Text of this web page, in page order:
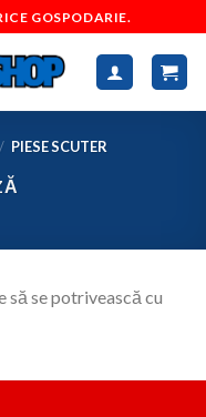
GOSPODARIE.
/ PIESE SCUTER
să se potrivească cu